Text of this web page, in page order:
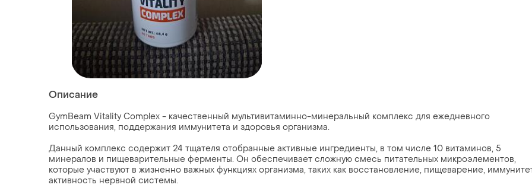
Описание
GymBeam Vitality Complex - качественный мультивитаминно-минеральный комплекс для ежедневного
использования, поддержания иммунитета и здоровья организма.
Данный комплекс содержит 24 тщателя отобранные активные ингредиенты, в том числе 10 витаминов, 5
минералов и пищеварительные ферменты. Он обеспечивает сложную смесь питательных микроэлементов,
которые участвуют в жизненно важных функциях организма, таких как восстановление, пищеварение,
активность нервной системы.